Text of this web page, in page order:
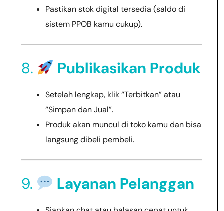
Pastikan stok digital tersedia (saldo di
sistem PPOB kamu cukup).
8. Publikasikan Produk
Setelah lengkap, klik “Terbitkan” atau
“Simpan dan Jual”.
Produk akan muncul di toko kamu dan bisa
langsung dibeli pembeli.
9. Layanan Pelanggan